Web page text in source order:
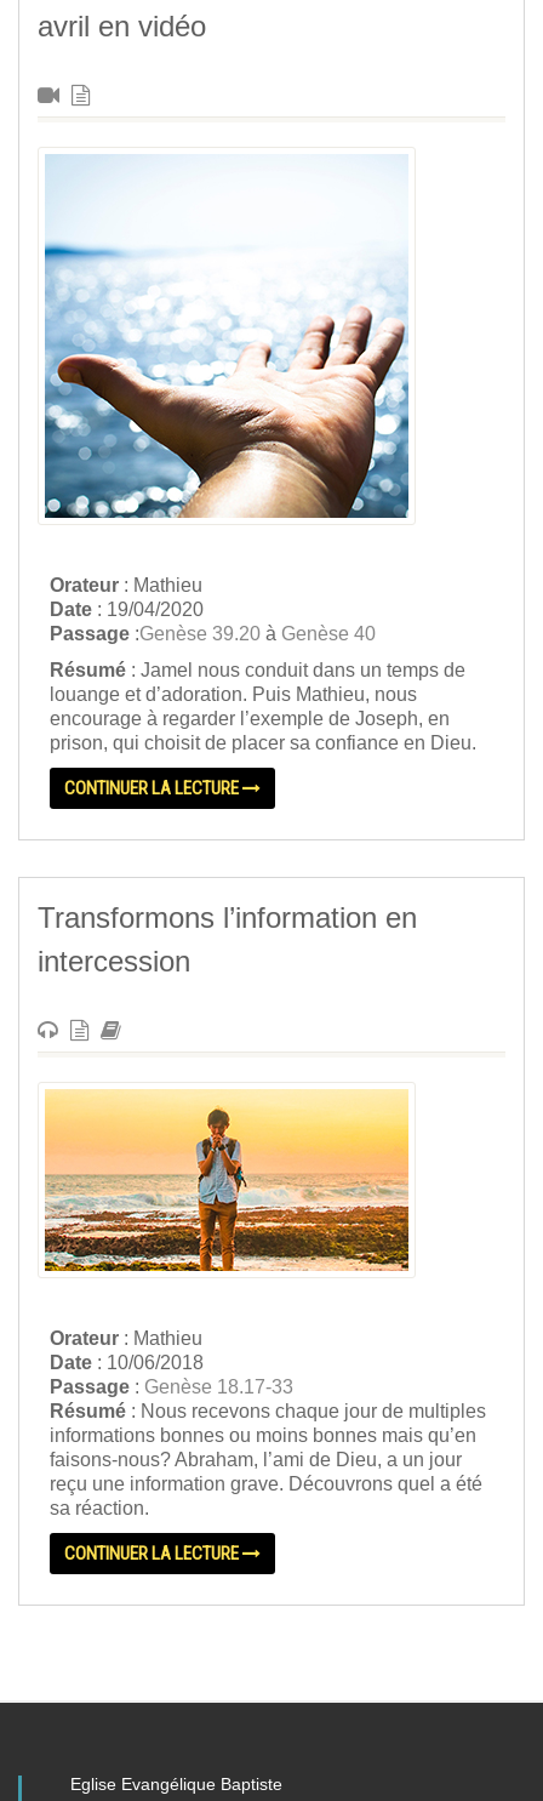
avril en vidéo
Orateur : Mathieu
Date : 19/04/2020
Passage :Genèse 39.20 à Genèse 40
Résumé : Jamel nous conduit dans un temps de
louange et d’adoration. Puis Mathieu, nous
encourage à regarder l’exemple de Joseph, en
prison, qui choisit de placer sa confiance en Dieu.
CONTINUER LA LECTURE
Transformons l’information en
intercession
Orateur : Mathieu
Date : 10/06/2018
Passage : Genèse 18.17-33
Résumé : Nous recevons chaque jour de multiples
informations bonnes ou moins bonnes mais qu’en
faisons-nous? Abraham, l’ami de Dieu, a un jour
reçu une information grave. Découvrons quel a été
sa réaction.
CONTINUER LA LECTURE
Eglise Evangélique Baptiste